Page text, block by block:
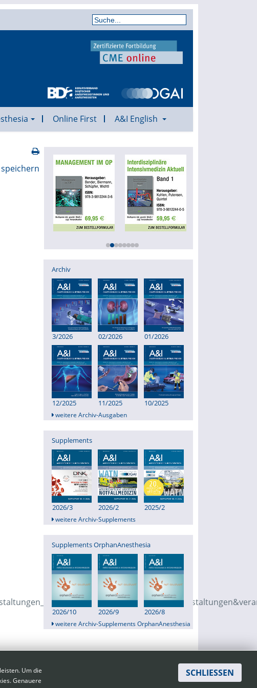
Online First A&I English
Archiv
3/2026 02/2026 01/2026
12/2025 11/2025 10/2025
weitere Archiv-Ausgaben
Supplements
2026/3 2026/2 2025/2
weitere Archiv-Supplements
Supplements OrphanAnesthesia
2026/10 2026/9 2026/8
weitere Archiv-Supplements OrphanAnesthesia
| Datenschutz AGBs
Um die
Genauere
SCHLIESSEN